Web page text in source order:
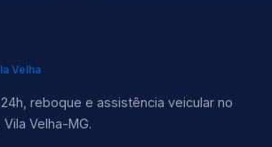
Velha
reboque e assistência veicular no
Velha-MG.